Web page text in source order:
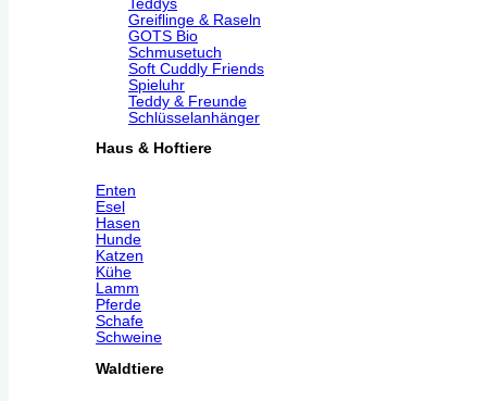
Teddys
Greiflinge & Raseln
GOTS Bio
Schmusetuch
Soft Cuddly Friends
Spieluhr
Teddy & Freunde
Schlüsselanhänger
Haus & Hoftiere
Enten
Esel
Hasen
Hunde
Katzen
Kühe
Lamm
Pferde
Schafe
Schweine
Waldtiere